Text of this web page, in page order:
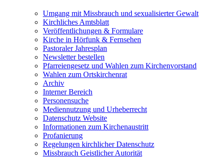
Umgang mit Missbrauch und sexualisierter Gewalt
Kirchliches Amtsblatt
Veröffentlichungen & Formulare
Kirche in Hörfunk & Fernsehen
Pastoraler Jahresplan
Newsletter bestellen
Pfarreiengesetz und Wahlen zum Kirchenvorstand
Wahlen zum Ortskirchenrat
Archiv
Interner Bereich
Personensuche
Mediennutzung und Urheberrecht
Datenschutz Website
Informationen zum Kirchenaustritt
Profanierung
Regelungen kirchlicher Datenschutz
Missbrauch Geistlicher Autorität